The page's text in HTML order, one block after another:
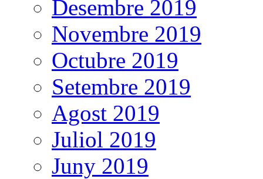
Desembre 2019
Novembre 2019
Octubre 2019
Setembre 2019
Agost 2019
Juliol 2019
Juny 2019